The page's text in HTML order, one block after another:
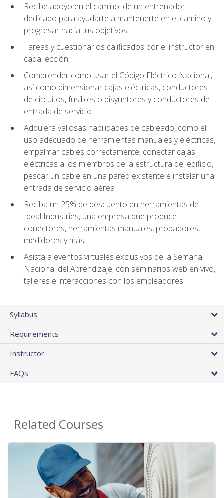
Recibe apoyo en el camino: de un entrenador
dedicado para ayudarte a mantenerte en el camino y
progresar hacia tus objetivos
Tareas y cuestionarios calificados por el instructor en
cada lección
Comprender cómo usar el Código Eléctrico Nacional,
así como dimensionar cajas eléctricas, conductores
de circuitos, fusibles o disyuntores y conductores de
entrada de servicio
Adquiera valiosas habilidades de cableado, como el
uso adecuado de herramientas manuales y eléctricas,
empalmar cables correctamente, conectar cajas
eléctricas a los miembros de la estructura del edificio,
pescar un cable en una pared existente e instalar una
entrada de servicio aérea
Reciba un 25% de descuento en herramientas de
Ideal Industries, una empresa que produce
conectores, herramientas manuales, probadores,
medidores y más
Asista a eventos virtuales exclusivos de la Semana
Nacional del Aprendizaje, con seminarios web en vivo,
talleres e interacciones con los empleadores
Syllabus
Requirements
Instructor
FAQs
Related Courses